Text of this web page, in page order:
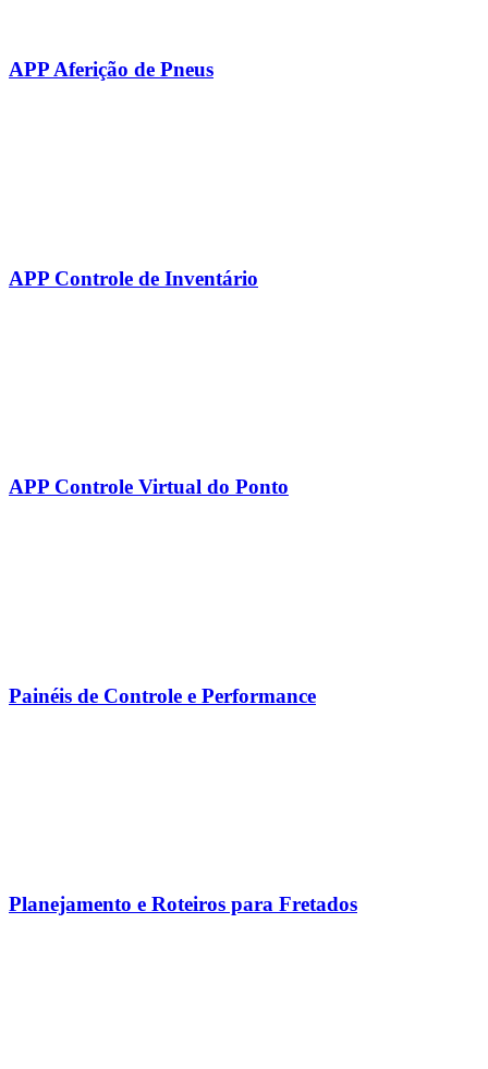
APP Aferição de Pneus
APP Controle de Inventário
APP Controle Virtual do Ponto
Painéis de Controle e Performance
Planejamento e Roteiros para Fretados